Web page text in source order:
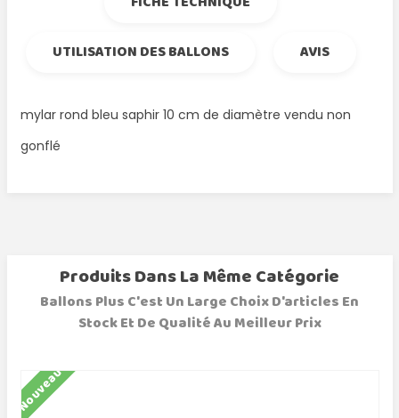
UTILISATION DES BALLONS
AVIS
mylar rond bleu saphir 10 cm de diamètre vendu non
gonflé
Produits Dans La Même Catégorie
Ballons Plus C'est Un Large Choix D'articles En
Stock Et De Qualité Au Meilleur Prix
Nouveau